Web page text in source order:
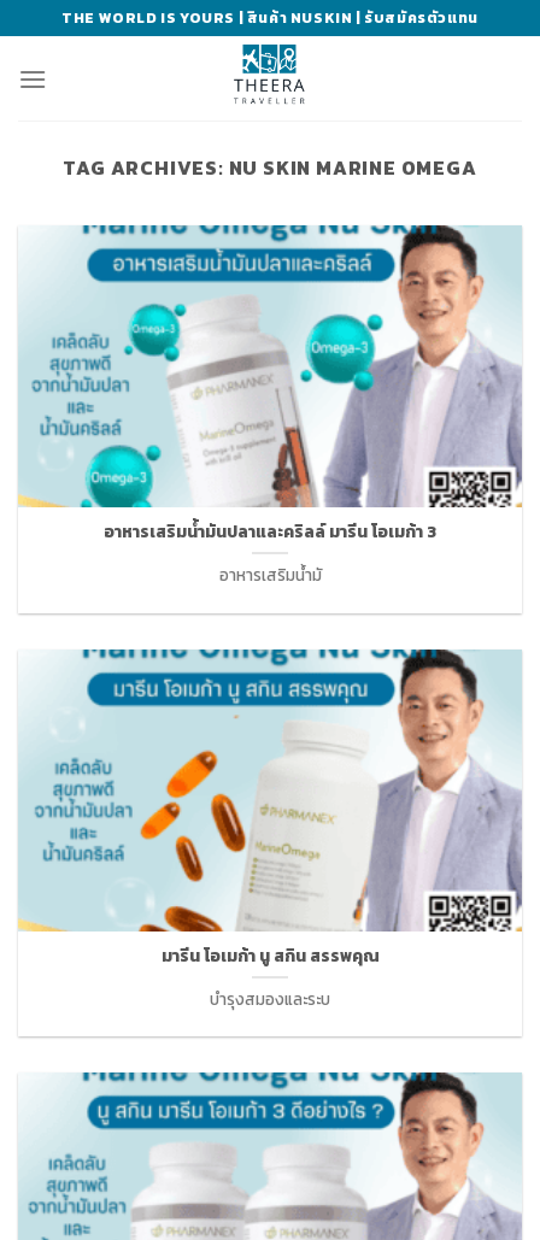
to
content
THE WORLD IS YOURS | สินค้า NUSKIN | รับสมัครตัวแทน
TAG ARCHIVES: NU SKIN MARINE OMEGA
อาหารเสริมน้ำมันปลาและคริลล์ มารีน โอเมก้า 3
อาหารเสริมน้ำมั
มารีน โอเมก้า นู สกิน สรรพคุณ
บำรุงสมองและระบ